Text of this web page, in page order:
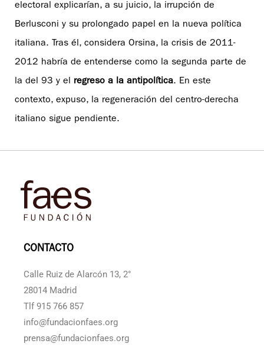
electoral explicarían, a su juicio, la irrupción de
Berlusconi y su prolongado papel en la nueva política
italiana. Tras él, considera Orsina, la crisis de 2011-
2012 habría de entenderse como la segunda parte de
la del 93 y el regreso a la antipolítica. En este
contexto, expuso, la regeneración del centro-derecha
italiano sigue pendiente.
CONTACTO
Calle Ruiz de Alarcón 13, 2°
28014 Madrid
Tlf 915 766 857
info@fundacionfaes.org
prensa@fundacionfaes.org